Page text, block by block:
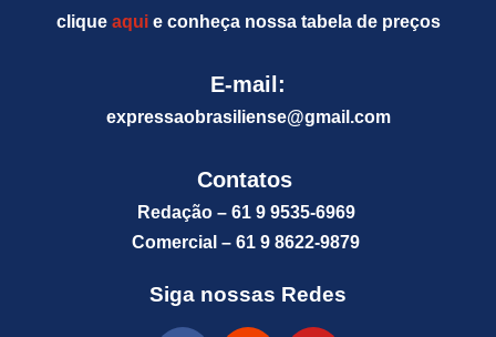
clique aquie conheça nossa tabela de preços
E-mail:
expressaobrasiliense@gmail.com
Contatos
Redação – 61 9 9535-6969
Comercial – 61 9 8622-9879
Siga nossas Redes